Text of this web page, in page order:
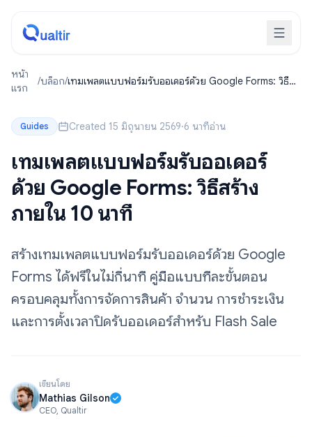
หน้า
แรก
/บล็อก/เทมเพลตแบบฟอร์มรับออเดอร์ด้วย Google Forms: วิธี
Guides Created 15 มิถุนายน 2569·6 นาทีอ่าน
เทมเพลตแบบฟอร์มรับออเดอร์
ด้วย Google Forms: วิธีสร้าง
ภายใน 10 นาที
สร้างเทมเพลตแบบฟอร์มรับออเดอร์ด้วย Google
Forms ได้ฟรีในไม่กี่นาที คู่มือแบบทีละขั้นตอน
ครอบคลุมทั้งการจัดการสินค้า จำนวน การชำระเงิน
และการตั้งเวลาปิดรับออเดอร์สำหรับ Flash Sale
เขียนโดย
Mathias Gilson
CEO, Qualtir